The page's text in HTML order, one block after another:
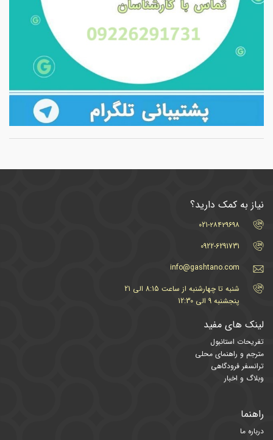
نیاز به کمک دارید؟
021-۲۸۴۲۹۶۹۸
0922-6291731
info@gashtano.com
شنبه تا چهارشنبه از ساعت 8:15 الی 21
پنجشنبه 9 الی 12:30
لینک های مفید
تفریحات استانبول
مترجم و راهنمای محلی
ترانسفر فرودگاهی
وبلاگ و اخبار
راهنما
درباره ما